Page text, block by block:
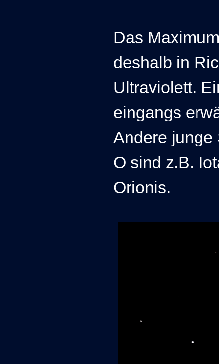
Das
deshalb in
Ultraviolett.
eingangs
Andere junge
O sind z.B.
Orionis.